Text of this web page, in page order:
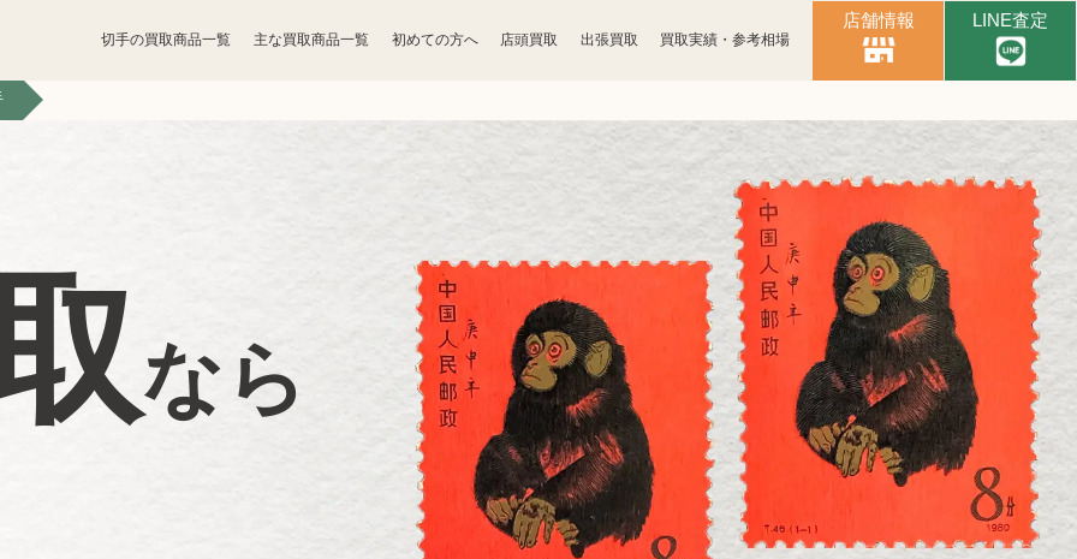
切手の買取商品一覧 主な買取商品一覧
アクセサリー買取 時計買取 ブランド買取
トレカ買取 ゲーム買取
パソコン
周辺機器買取
スマホ買取
骨董品買取 楽器買取 金券買取
釣具買取 アパレル買取
おもちゃ買取 電子辞書買取
初めての方へ 店頭買取 出張買取 買取実績・参考相場
店舗情報 LINE査定
なら